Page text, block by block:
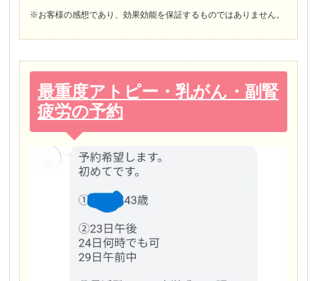
※お客様の感想であり、効果効能を保証するものではありません。
最重度アトピー・乳がん・副腎
疲労の予約